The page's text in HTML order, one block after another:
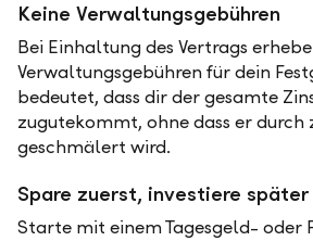
Keine Verwaltungsgebühren
Bei Einhaltung des Vertrags
Verwaltungsgebühren für dein
bedeutet, dass dir der gesamte
zugutekommt, ohne dass er durch
geschmälert wird.
Spare zuerst, investiere später
Starte mit einem Tagesgeld- oder